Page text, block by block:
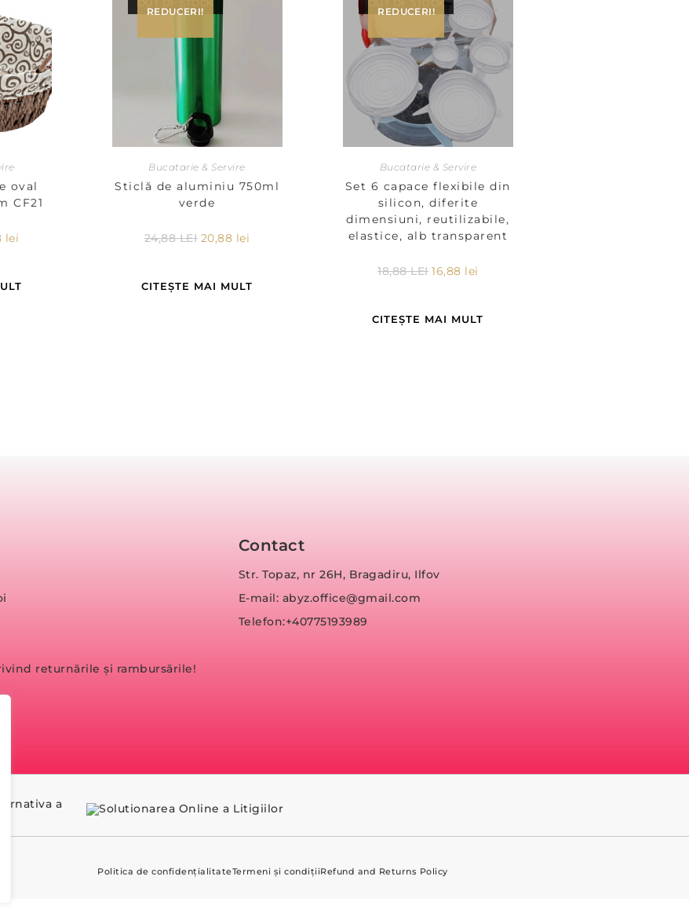
oval
CF21
lei
REDUCERI!
Bucatarie & Servire
Sticlă de aluminiu 750ml
verde
24,88LEI 20,88 lei
CITEȘTE MAI MULT
REDUCERI!
Bucatarie & Servire
Set 6 capace flexibile din
silicon, diferite
dimensiuni, reutilizabile,
elastice, alb transparent
18,88LEI 16,88 lei
CITEȘTE MAI MULT
returnările și rambursările!
Contact
Str. Topaz, nr 26H, Bragadiru, Ilfov
E-mail: abyz.office@gmail.com
Telefon:+40775193989
Politica de confidențialitateTermeni și condițiiRefund and Returns Policy